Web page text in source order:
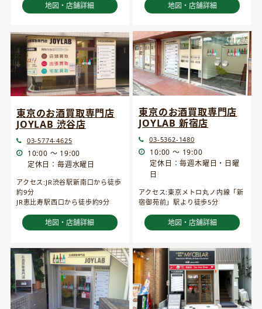
地図・店舗詳細 地図・店舗詳細
東京のお酒買取専門店
JOYLAB 渋谷店
03-5774-4625
10:00 ～ 19:00
定休日：毎週水曜日
アクセス:JR渋谷駅新南口から徒歩
約9分
JR恵比寿駅西口から徒歩約9分
地図・店舗詳細
東京のお酒買取専門店
JOYLAB 新宿店
03-5362-1480
10:00 ～ 19:00
定休日：毎週木曜日・日曜
日
アクセス:東京メトロ丸ノ内線「新
宿御苑前」駅より徒歩5分
地図・店舗詳細